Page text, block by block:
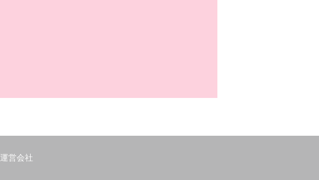
運営会社